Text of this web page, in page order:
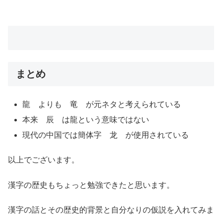
まとめ
龍 よりも 竜 が元ネタと考えられている
本来 辰 は龍という意味ではない
現代の中国では簡体字 龙 が使用されている
以上でございます。
漢字の歴史もちょっと勉強できたと思います。
漢字の話とその歴史的背景と自分なりの仮説を入れてみま